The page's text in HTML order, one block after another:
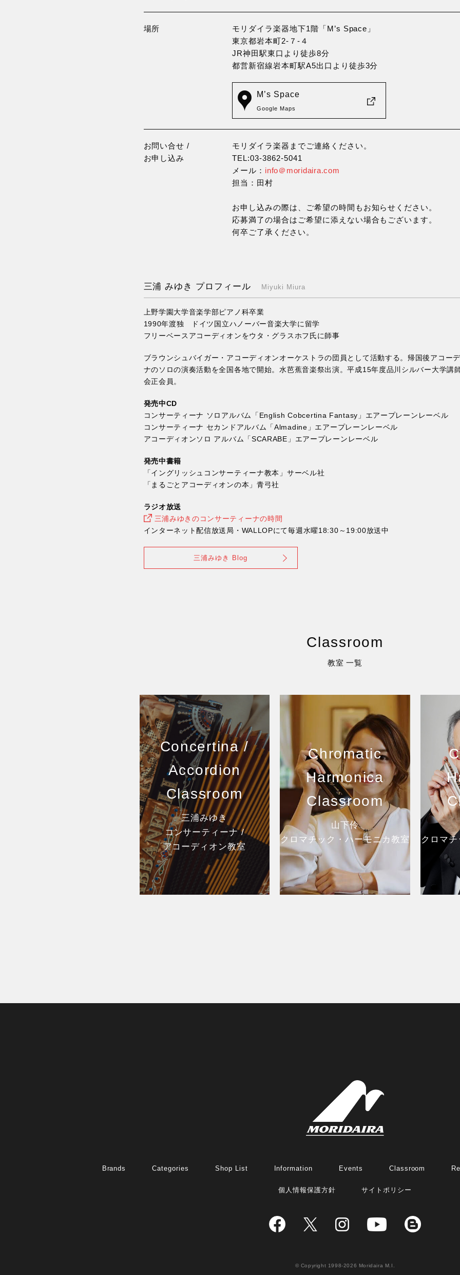
場所
モリダイラ楽器地下1階「M’s Space」
東京都岩本町2-７-４
JR神田駅東口より徒歩8分
都営新宿線岩本町駅A5出口より徒歩3分
M’s Space
Google Maps
お問い合せ /
お申し込み
モリダイラ楽器までご連絡ください。
TEL:03-3862-5041
メール： info＠moridaira.com
担当：田村
お申し込みの際は、ご希望の時間もお知らせください。
応募満了の場合はご希望に添えない場合もございます。
何卒ご了承ください。
三浦 みゆき プロフィール Miyuki Miura
上野学園大学音楽学部ピアノ科卒業
1990年渡独 ドイツ国立ハノーバー音楽大学に留学
フリーベースアコーディオンをウタ・グラスホフ氏に師事
ブラウンシュバイガー・アコーディオンオーケストラの団員として活動する。帰国後アコー
ナのソロの演奏活動を全国各地で開始。水芭蕉音楽祭出演。平成15年度品川シルバー大学講
会正会員。
発売中CD
コンサーティーナ ソロアルバム「English Cobcertina Fantasy」エアープレーンレーベル
コンサーティーナ セカンドアルバム「Almadine」エアープレーンレーベル
アコーディオンソロ アルバム「SCARABE」エアープレーンレーベル
発売中書籍
「イングリッシュコンサーティーナ教本」サーベル社
「まるごとアコーディオンの本」青弓社
ラジオ放送
三浦みゆきのコンサーティーナの時間
インターネット配信放送局・WALLOPにて毎週水曜18:30～19:00放送中
三浦みゆき Blog
Classroom
教室 一覧
Concertina /
Accordion
Classroom
三浦みゆき
コンサーティーナ /
アコーディオン教室
Chromatic
Harmonica
Classroom
山下伶
クロマチック・ハーモニカ教室
クロマ
Brands Categories Shop List Information Events Classroom
個人情報保護方針 サイトポリシー
© Copyright 1998-2026 Moridaira M.I.